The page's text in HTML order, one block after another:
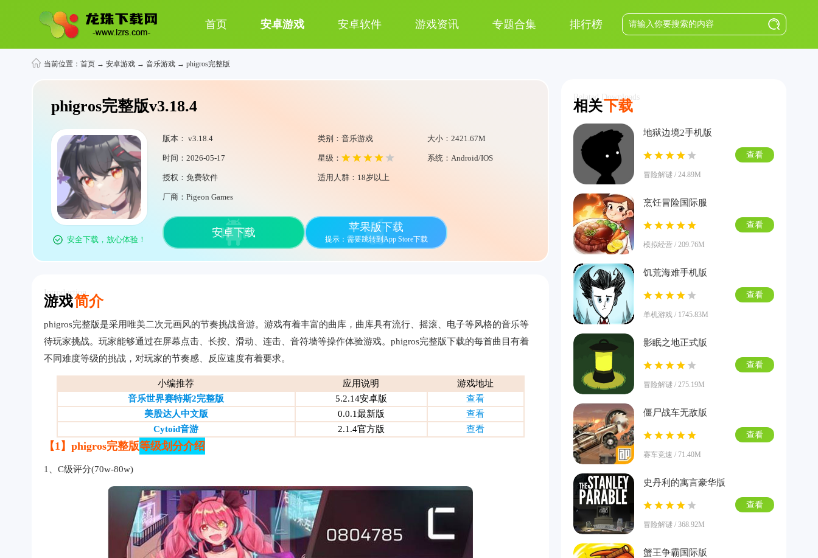
首页 安卓游戏 安卓软件 游戏资讯 专题合集 排行榜
当前位置： 首页 → 安卓游戏 → 音乐游戏 → phigros完整版
phigros完整版v3.18.4
安全下载，放心体验！
版本： v3.18.4 类别：音乐游戏 大小：2421.67M
时间：2026-05-17 星级： 系统：Android/IOS
授权：免费软件 适用人群：18岁以上
厂商：Pigeon Games
安卓下载 苹果版下载
提示：需要跳转到App Store下载
游戏简介
Introduction
phigros完整版是采用唯美二次元画风的节奏挑战音游。游戏有着丰富的曲库，曲库具有流行、摇滚、电子等风格的音乐等
待玩家挑战。玩家能够通过在屏幕点击、长按、滑动、连击、音符墙等操作体验游戏。phigros完整版下载的每首曲目有着
不同难度等级的挑战，对玩家的节奏感、反应速度有着要求。
小编推荐 应用说明
游戏地址
音乐世界赛特斯2完整版
5.2.14安卓版
查看
美股达人中文版
0.0.1最新版
查看
Cytoid音游
2.1.4官方版 查看
【1】phigros完整版等级划分介绍
1、C级评分(70w-80w)
相关下载
Related Downloads
地狱边境2手机版
冒险解谜 / 24.89M
查看
烹饪冒险国际服
模拟经营 / 209.76M
查看
饥荒海难手机版
单机游戏 / 1745.83M
查看
影眠之地正式版
冒险解谜 / 275.19M
查看
僵尸战车无敌版
赛车竞速 / 71.40M
查看
史丹利的寓言豪华版
冒险解谜 / 368.92M
查看
蟹王争霸国际版